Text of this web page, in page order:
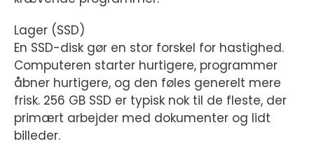
Lager (SSD)
En SSD-disk gør en stor forskel for hastighed.
Computeren starter hurtigere, programmer
åbner hurtigere, og den føles generelt mere
frisk. 256 GB SSD er typisk nok til de fleste, der
primært arbejder med dokumenter og lidt
billeder.